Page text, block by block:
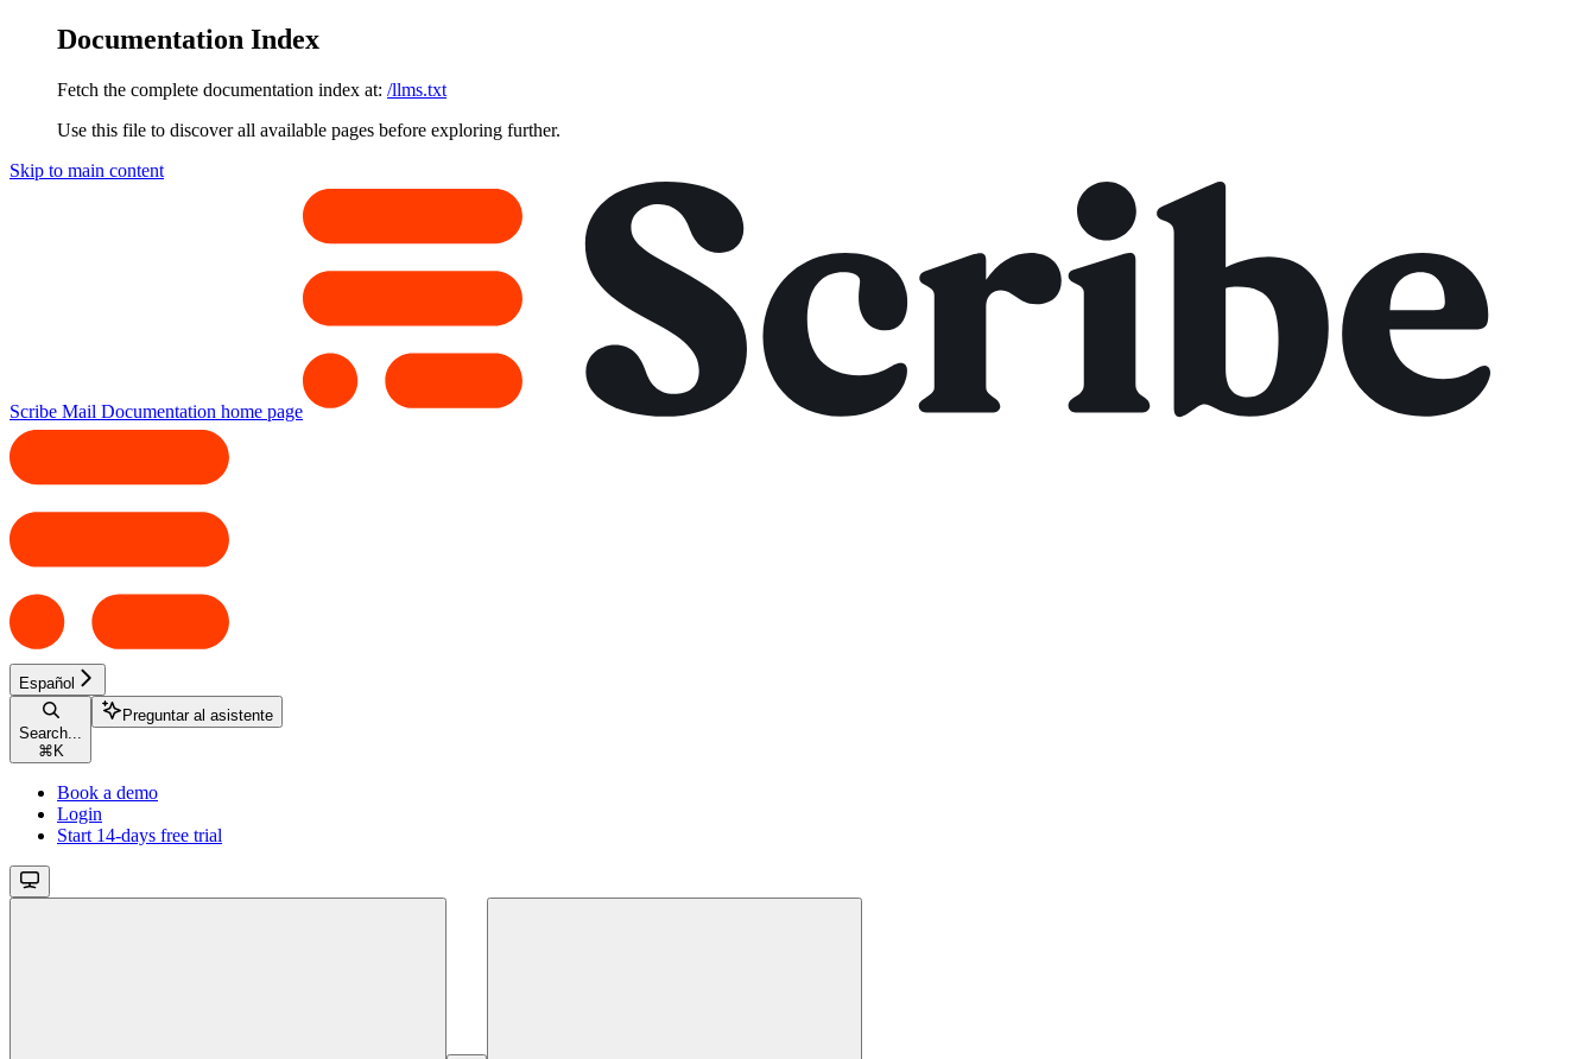
Documentation Index
Fetch the complete documentation index at: /llms.txt
Use this file to discover all available pages before exploring further.
Skip to main content
Scribe Mail Documentation home page
Español
Search...
⌘ K
Preguntar al asistente
Book a demo
Login
Start 14-days free trial